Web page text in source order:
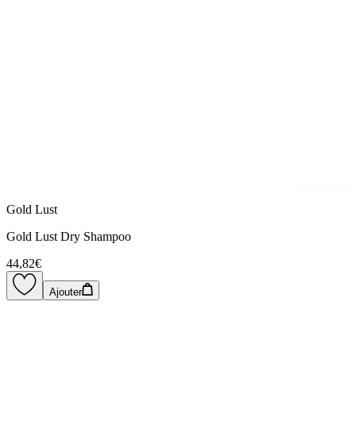
Gold Lust
Gold Lust Dry Shampoo
44,82€
Ajouter